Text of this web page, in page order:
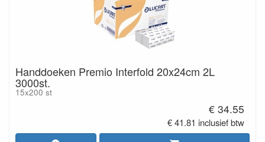
Handdoeken Premio Interfold 20x24cm 2L
3000st.
15x200 st
€ 34.55
€ 41.81 inclusief btw